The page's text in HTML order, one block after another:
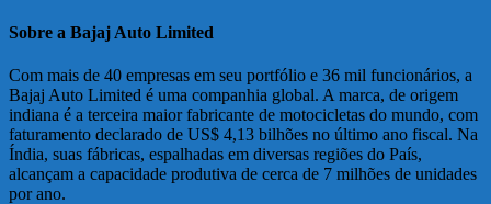
Sobre a Bajaj Auto Limited
Com mais de 40 empresas em seu portfólio e 36 mil funcionários, a
Bajaj Auto Limited é uma companhia global. A marca, de origem
indiana é a terceira maior fabricante de motocicletas do mundo, com
faturamento declarado de US$ 4,13 bilhões no último ano fiscal. Na
Índia, suas fábricas, espalhadas em diversas regiões do País,
alcançam a capacidade produtiva de cerca de 7 milhões de unidades
por ano.